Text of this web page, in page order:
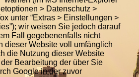
> Datenschutz >
unter “Extras > Einstellungen >
wir weisen Sie jedoch darauf
Fall gegebenenfalls nicht
dieser Website voll umfänglich
die Nutzung dieser Website
Bearbeitung der über Sie
Google in der zuvor